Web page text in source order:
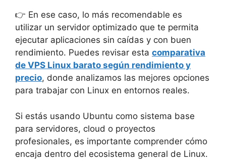
👉 En ese caso, lo más recomendable es
utilizar un servidor optimizado que te permita
ejecutar aplicaciones sin caídas y con buen
rendimiento. Puedes revisar esta comparativa
de VPS Linux barato según rendimiento y
precio, donde analizamos las mejores opciones
para trabajar con Linux en entornos reales.
Si estás usando Ubuntu como sistema base
para servidores, cloud o proyectos
profesionales, es importante comprender cómo
encaja dentro del ecosistema general de Linux.